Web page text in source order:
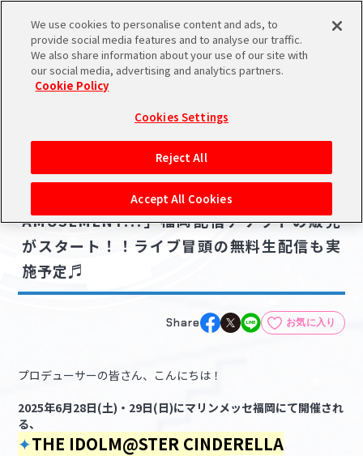
スケジュール 検索
バンダイナムコIDで
アイドルマスター ポータルへの登録について
シリアルコード・
あいことば
活動履歴
閲覧履歴・購入履歴 Pレポ
チェックイン お気に入り
マイデスク設定変更 バンダイナムコID Link設定
ニュース
ライブ・イベント
2025.06.12
【シンデレラ】デレステ10thツアー「Let's
AMUSEMENT!!!」福岡配信チケットの販売
がスタート！！ライブ冒頭の無料生配信も実
施予定♬
Share お気に入り
プロデューサーの皆さん、こんにちは！
2025年6月28日(土)・29日(日)にマリンメッセ福岡にて開催され
る、
✦THE IDOLM@STER CINDERELLA
We use cookies to personalise content and ads, to
provide social media features and to analyse our traffic.
We also share information about your use of our site with
our social media, advertising and analytics partners.
Cookie Policy
Cookies Settings
Reject All
Accept All Cookies